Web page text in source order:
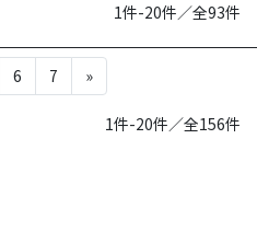
1件-20件／全93件
6 7 »
1件-20件／全156件